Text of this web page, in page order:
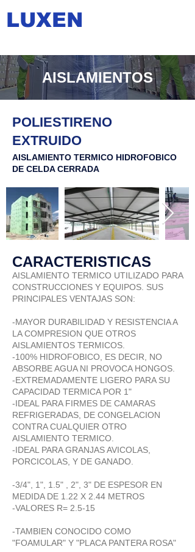
LUXEN
AISLAMIENTOS
POLIESTIRENO
EXTRUIDO
AISLAMIENTO TERMICO HIDROFOBICO
DE CELDA CERRADA
CARACTERISTICAS
AISLAMIENTO TERMICO UTILIZADO PARA
CONSTRUCCIONES Y EQUIPOS. SUS
PRINCIPALES VENTAJAS SON:
-MAYOR DURABILIDAD Y RESISTENCIA A
LA COMPRESION QUE OTROS
AISLAMIENTOS TERMICOS.
-100% HIDROFOBICO, ES DECIR, NO
ABSORBE AGUA NI PROVOCA HONGOS.
-EXTREMADAMENTE LIGERO PARA SU
CAPACIDAD TERMICA POR 1"
-IDEAL PARA FIRMES DE CAMARAS
REFRIGERADAS, DE CONGELACION
CONTRA CUALQUIER OTRO
AISLAMIENTO TERMICO.
-IDEAL PARA GRANJAS AVICOLAS,
PORCICOLAS, Y DE GANADO.
-3/4", 1", 1.5" , 2", 3" DE ESPESOR EN
MEDIDA DE 1.22 X 2.44 METROS
-VALORES R= 2.5-15
-TAMBIEN CONOCIDO COMO
"FOAMULAR" Y "PLACA PANTERA ROSA"